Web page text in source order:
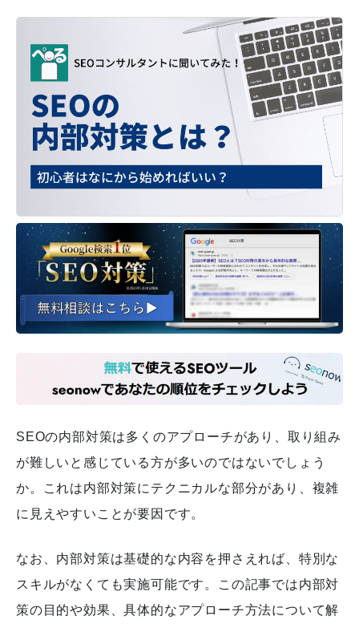
SEOの内部対策は多くのアプローチがあり、取り組み
が難しいと感じている方が多いのではないでしょう
か。これは内部対策にテクニカルな部分があり、複雑
に見えやすいことが要因です。
なお、内部対策は基礎的な内容を押さえれば、特別な
スキルがなくても実施可能です。この記事では内部対
策の目的や効果、具体的なアプローチ方法について解